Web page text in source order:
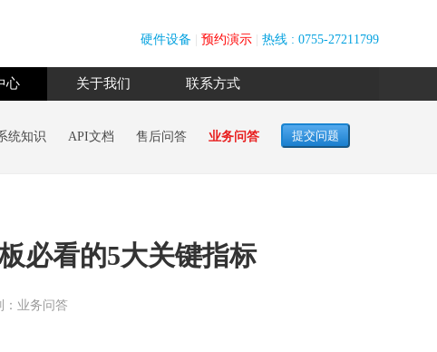
硬件设备 预约演示 热线 : 0755-27211799
心 关于我们 联系方式
统知识 API文档 售后问答 业务问答
必看的5大关键指标
：业务问答